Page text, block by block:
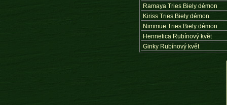
Ramaya Tries Biely démon
Kiriss Tries Biely démon
Nimmue Tries Biely démon
Hennetica Rubínový květ
Ginky Rubínový květ